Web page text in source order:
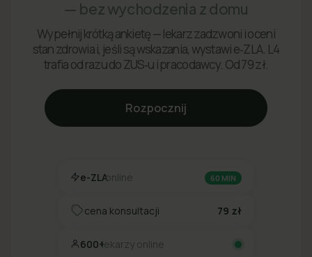
— bez wychodzenia z domu
Wypełnij krótką ankietę — lekarz zadzwoni i oceni
stan zdrowia i, jeśli są wskazania, wystawi e‑ZLA. L4
trafia od razu do ZUS‑u i pracodawcy. Od 79 zł.
Rozpocznij
e-ZLAonline 60 MIN
cena konsultacji 79 zł
600+lekarzy online